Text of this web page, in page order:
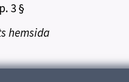
3 §
hemsida